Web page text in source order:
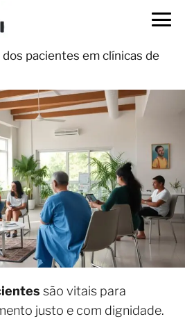
pacientes em clínicas de
são vitais para
justo e com dignidade.